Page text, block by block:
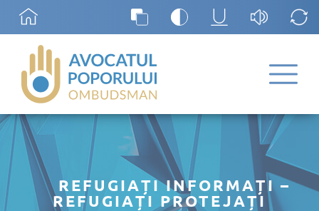
REFUGIAȚI INFORMAȚI –
REFUGIAȚI PROTEJAȚI